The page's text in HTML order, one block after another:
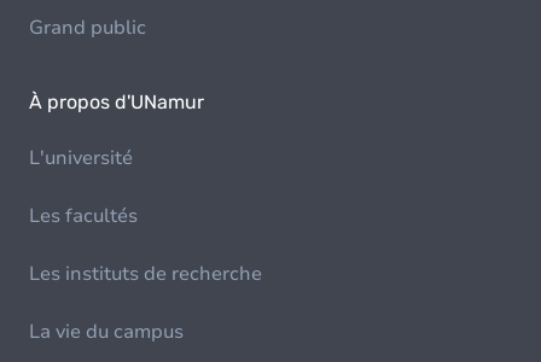
Grand public
À propos d'UNamur
L'université
Les facultés
Les instituts de recherche
La vie du campus